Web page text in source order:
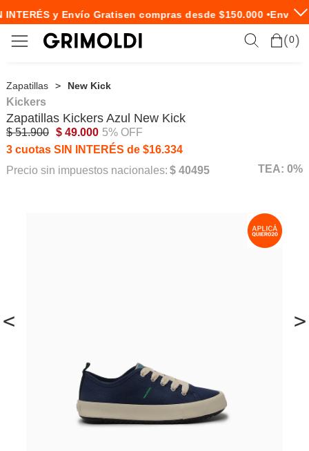
y Envío Gratisen compras desde $150.000 •Envío
0
Zapatillas New Kick
< >
Kickers
Zapatillas Kickers Azul New Kick
$ 51.900 $ 49.000 5% OFF
3 cuotas SIN INTERÉS de $16.334
Precio sin impuestos nacionales: $ 40495 TEA: 0%